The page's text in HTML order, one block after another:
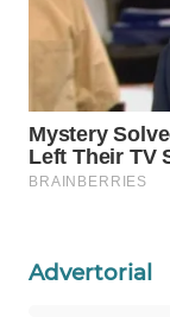
Advertorial
Wahana
Media
WAHANA
NEWS
WAHANA